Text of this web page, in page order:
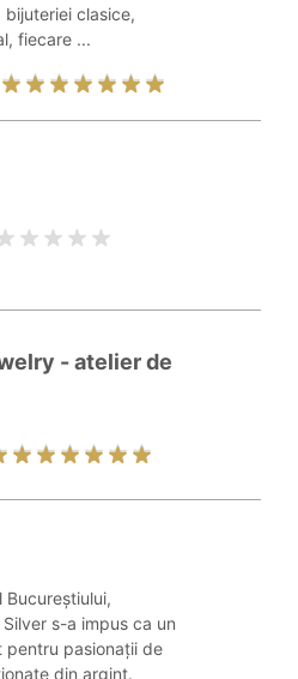
clasice,
fiecare ...
- atelier de
Bucureștiului,
s-a impus ca un
pentru pasionații de
din argint.